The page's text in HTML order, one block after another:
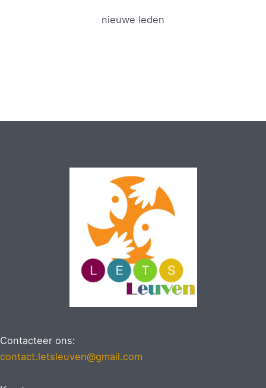
nieuwe leden
Contacteer ons:
contact.letsleuven@gmail.com